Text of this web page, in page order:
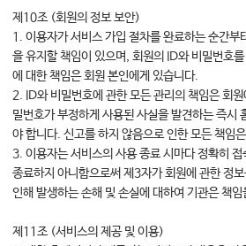
제10조 (회원의 정보 보안)
1. 이용자가 서비스 가입 절차를 완료하는 순간부
을 유지할 책임이 있으며, 회원의 ID와 비밀번호
에 대한 책임은 회원 본인에게 있습니다.
2. ID와 비밀번호에 관한 모든 관리의 책임은 회
밀번호가 부정하게 사용된 사실을 발견하는 즉시
야 합니다. 신고를 하지 않음으로 인한 모든 책임
3. 이용자는 서비스의 사용 종료 시마다 정확히 접
종료하지 아니함으로써 제3자가 회원에 관한 정
인해 발생하는 손해 및 손실에 대하여 기관은 책
제11조 (서비스의 제공 및 이용)